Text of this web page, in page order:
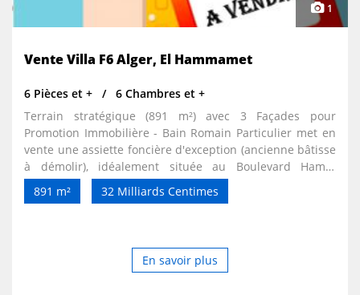
1
Vente Villa F6 Alger, El Hammamet
6 Pièces et +
6 Chambres et +
Terrain stratégique (891 m²) avec 3 Façades pour
Promotion Immobilière - Bain Romain Particulier met en
vente une assiette foncière d'exception (ancienne bâtisse
à démolir), idéalement située au Boulevard Hamid
Kabladj, Bain Romain (Commune d'El Hammamet, Alger).
Un emplacement stratégique très recherché, parfait pour
891 m² 32 Milliards Centimes
En savoir plus